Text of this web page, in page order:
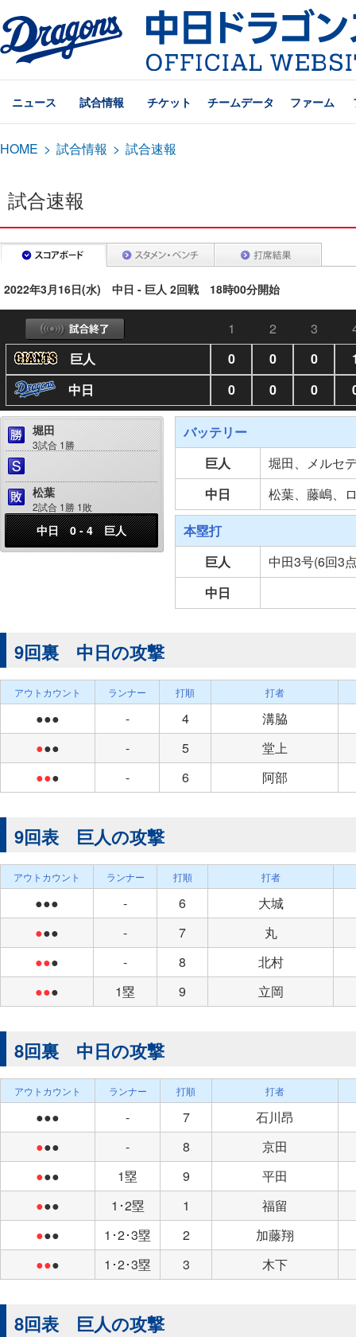
ニュース 試合情報 チケット チームデータ ファーム
HOME > 試合情報 > 試合速報
試合速報
2022年3月16日(水) 中日 - 巨人 2回戦 18時00分開始
1 2 3
巨人
0 0 0
中日
0 0 0
堀田
3試合 1勝
松葉
2試合 1勝 1敗
中日 0 - 4 巨人
バッテリー
巨人
堀田、メルセ
中日
松葉、藤嶋、
本塁打
巨人
中田3号(6回3
中日
9回裏 中日の攻撃
アウトカウント ランナー 打順 打者
●●● - 4
溝脇
●●● - 5
堂上
●●● - 6 阿部
9回表 巨人の攻撃
アウトカウント ランナー 打順 打者
●●● - 6
大城
●●● - 7
丸
●●● - 8
北村
●●● 1塁 9 立岡
8回裏 中日の攻撃
アウトカウント ランナー 打順 打者
●●● - 7
石川昂
●●● - 8
京田
●●● 1塁 9
平田
●●● 1･2塁 1
福留
●●● 1･2･3塁 2
加藤翔
●●● 1･2･3塁 3 木下
8回表 巨人の攻撃